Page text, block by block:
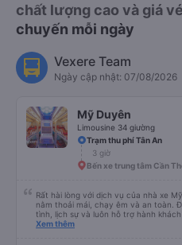
chất lượng cao và giá
chuyến mỗi ngày
Vexere Team
Ngày cập nhật: 07/08/2026
Mỹ Duyên
Limousine 34 giường
Trạm thu phí Tân An
3 giờ
Bến xe trung tâm Cần
Rất hài lòng với dịch vụ của nhà xe
nằm thoải mái, chạy êm và an toàn.
tình, lịch sự và luôn hỗ trợ hành
anh/chị nhân viên trung chuyển ở Mỹ
Xem thêm